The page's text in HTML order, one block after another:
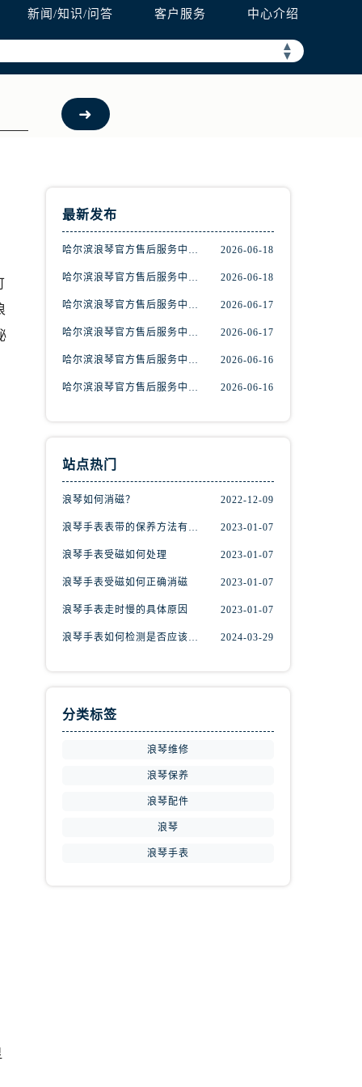
新闻/知识/问答 客户服务 中心介绍
▲
▼
约）
最新发布
哈尔滨浪琴官方售后服务中心｜完整地址与联系电话权威信息公示（2026年6月最新） 2026-06-18
哈尔滨浪琴官方售后服务中心｜网点地址与服务热线权威信息公示（2026年6月最新） 2026-06-18
哈尔滨浪琴官方售后服务中心｜全新官方服务电话与地址权威信息公示（2026年6月最新） 2026-06-17
哈尔滨浪琴官方售后服务中心｜热线与地址权威信息公示（2026年6月最新） 2026-06-17
哈尔滨浪琴官方售后服务中心｜详细地址与售后电话权威信息公示（2026年6月最新） 2026-06-16
哈尔滨浪琴官方售后服务中心｜网点地址与客服电话权威信息公示（2026年6月最新） 2026-06-16
站点热门
浪琴如何消磁？ 2022-12-09
浪琴手表表带的保养方法有哪些？ 2023-01-07
浪琴手表受磁如何处理 2023-01-07
浪琴手表受磁如何正确消磁 2023-01-07
浪琴手表走时慢的具体原因 2023-01-07
浪琴手表如何检测是否应该消磁？ 2024-03-29
分类标签
浪琴维修
浪琴保养
浪琴配件
浪琴
浪琴手表